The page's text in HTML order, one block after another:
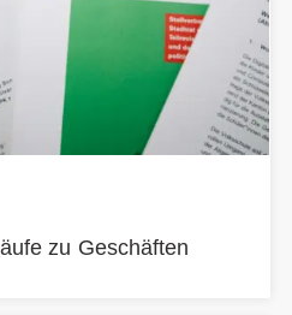
zu Geschäften